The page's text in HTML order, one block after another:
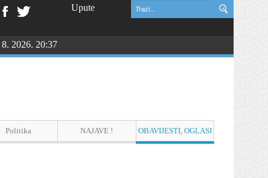
Upute
zahvalnosti i DAN HRVATSKIH BRANITELJA
8. 2026. 20:37
Politika NAJAVE ! OBAVIJESTI, OGLASI